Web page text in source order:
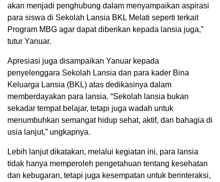
akan menjadi penghubung dalam menyampaikan aspirasi
para siswa di Sekolah Lansia BKL Melati seperti terkait
Program MBG agar dapat diberikan kepada lansia juga,”
tutur Yanuar.
Apresiasi juga disampaikan Yanuar kepada
penyelenggara Sekolah Lansia dan para kader Bina
Keluarga Lansia (BKL) atas dedikasinya dalam
memberdayakan para lansia. “Sekolah lansia bukan
sekadar tempat belajar, tetapi juga wadah untuk
menumbuhkan semangat hidup sehat, aktif, dan bahagia di
usia lanjut,” ungkapnya.
Lebih lanjut dikatakan, melalui kegiatan ini, para lansia
tidak hanya memperoleh pengetahuan tentang kesehatan
dan kebugaran, tetapi juga kesempatan untuk berinteraksi,